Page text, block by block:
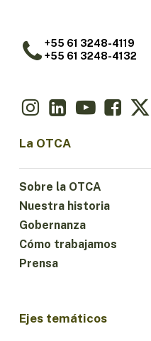
+55 61 3248-4119
+55 61 3248-4132
La OTCA
Sobre la OTCA
Nuestra historia
Gobernanza
Cómo trabajamos
Prensa
Ejes temáticos